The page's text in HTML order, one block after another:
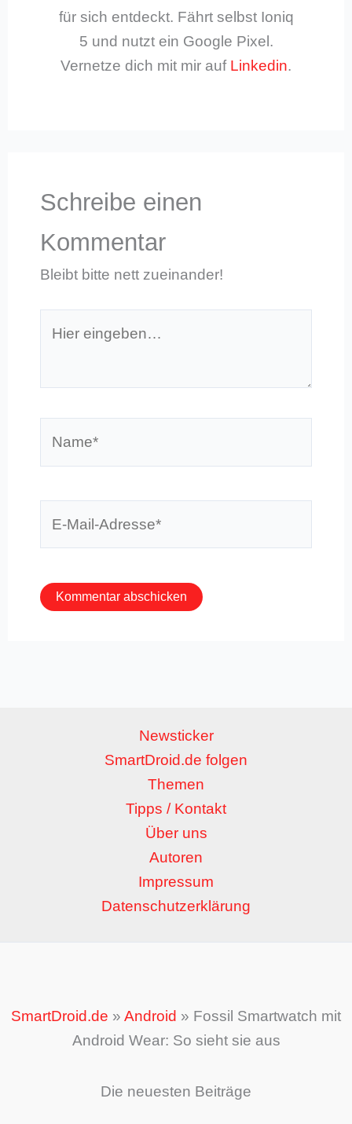
für sich entdeckt. Fährt selbst Ioniq
5 und nutzt ein Google Pixel.
Vernetze dich mit mir auf Linkedin.
Schreibe einen
Kommentar
Bleibt bitte nett zueinander!
eingeben…
Newsticker
SmartDroid.de folgen
Themen
Tipps / Kontakt
Über uns
Autoren
Impressum
Datenschutzerklärung
SmartDroid.de » Android » Fossil Smartwatch mit
Android Wear: So sieht sie aus
Die neuesten Beiträge